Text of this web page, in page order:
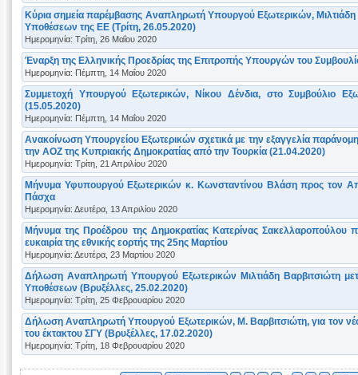
Κύρια σημεία παρέμβασης Αναπληρωτή Υπουργού Εξωτερικών, Μιλτιάδη
Υποθέσεων της ΕΕ (Τρίτη, 26.05.2020)
Ημερομηνία: Τρίτη, 26 Μαΐου 2020
Έναρξη της Ελληνικής Προεδρίας της Επιτροπής Υπουργών του
Ημερομηνία: Πέμπτη, 14 Μαΐου 2020
Συμμετοχή Υπουργού Εξωτερικών, Νίκου Δένδια, στο Συμβούλιο
(‪15.05.2020‬)‬‬
Ημερομηνία: Πέμπτη, 14 Μαΐου 2020
Ανακοίνωση Υπουργείου Εξωτερικών σχετικά με την εξαγγελία
την ΑΟΖ της Κυπριακής Δημοκρατίας από την Τουρκία (21.04.2020)
Ημερομηνία: Τρίτη, 21 Απριλίου 2020
Μήνυμα Υφυπουργού Εξωτερικών κ. Κωνσταντίνου Βλάση προς τον
Πάσχα
Ημερομηνία: Δευτέρα, 13 Απριλίου 2020
Μήνυμα της Προέδρου της Δημοκρατίας Kατερίνας Σακελλαροπούλου
ευκαιρία της εθνικής εορτής της 25ης Μαρτίου
Ημερομηνία: Δευτέρα, 23 Μαρτίου 2020
Δήλωση Αναπληρωτή Υπουργού Εξωτερικών Μιλτιάδη Βαρβιτσιώτη
Υποθέσεων (Βρυξέλλες, 25.02.2020)
Ημερομηνία: Τρίτη, 25 Φεβρουαρίου 2020
Δήλωση Αναπληρωτή Υπουργού Εξωτερικών, Μ. Βαρβιτσιώτη, για τον
του έκτακτου ΣΓΥ (Βρυξέλλες, 17.02.2020)
Ημερομηνία: Τρίτη, 18 Φεβρουαρίου 2020